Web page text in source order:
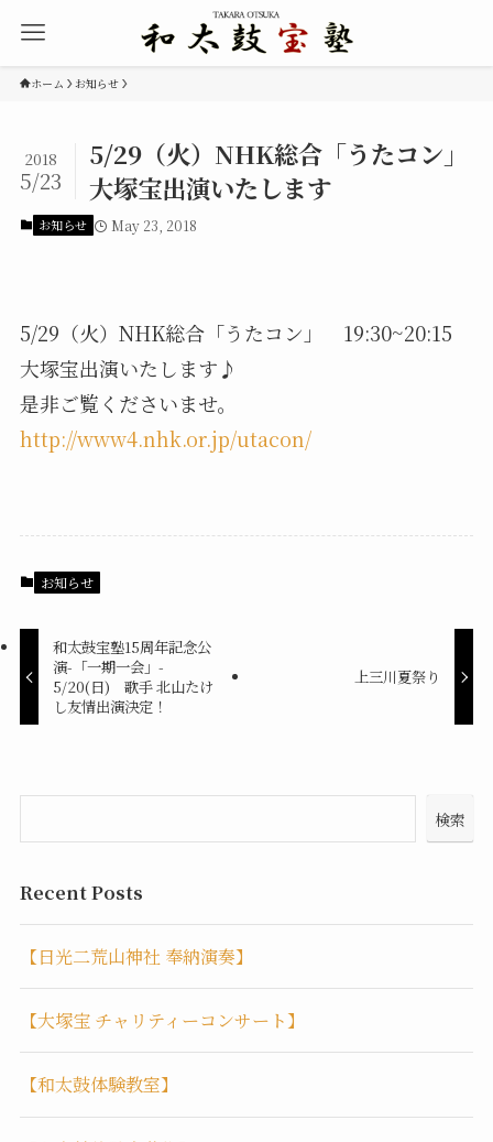
ホーム お知らせ
5/29（火）NHK総合「うたコン」
大塚宝出演いたします
2018
5/23
お知らせ May 23, 2018
5/29（火）NHK総合「うたコン」 19:30~20:15
大塚宝出演いたします♪
是非ご覧くださいませ。
http://www4.nhk.or.jp/utacon/
お知らせ
和太鼓宝塾15周年記念公
演-「一期一会」-
5/20(日) 歌手 北山たけ
し友情出演決定！
上三川夏祭り
検索
Recent Posts
【日光二荒山神社 奉納演奏】
【大塚宝 チャリティーコンサート】
【和太鼓体験教室】